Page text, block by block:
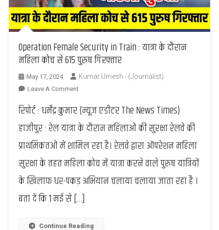
Operation Female Security in Train : यात्रा के दौरान
महिला कोच से 615 पुरुष गिरफ्तार
May 17, 2024 Kumar Umesh - (Journalist)
Leave A CommentOn
Female
Security
In
Train
यात्रा
के
महिला
से
रिपोर्ट : धर्मेंद्र कुमार (न्यूज एडीटर The News Times)
हाजीपुर : रेल यात्रा के दौरान महिलाओं की सुरक्षा रेलवे की
प्राथमिकतओं में शामिल रहा है। रेलवे द्वारा ऑपरेशन महिला
सुरक्षा के तहत महिला कोच में यात्रा करने वाले पुरुष यात्रियों
के खिलाफ धर-पकड़ अभियान चलाया चलाया जाता रहा है ।
बता दें कि 1 मई से […]
Continue Reading